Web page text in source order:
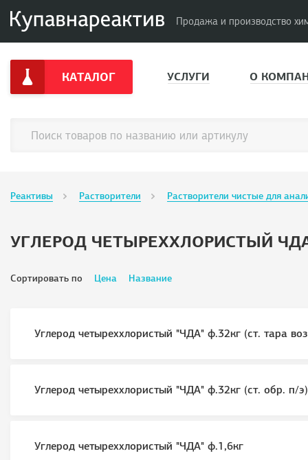
Продажа и производство
КАТАЛОГ УСЛУГИ О
Реактивы Растворители Растворители чистые для
УГЛЕРОД ЧЕТЫРЕХХЛОРИСТЫЙ
Сортировать по Цена Название
Углерод четыреххлористый "ЧДА" ф.32кг (ст. тара
Углерод четыреххлористый "ЧДА" ф.32кг (ст. обр. п/э)
Углерод четыреххлористый "ЧДА" ф.1,6кг